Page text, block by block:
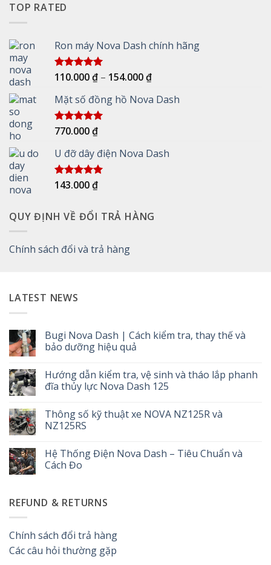
TOP RATED
Ron máy Nova Dash chính hãng
Được xếp
5.00
5 sao
110.000₫ – 154.000₫Khoảng
từ
Mặt số đồng hồ Nova Dash
Được xếp
5.00
5 sao
770.000₫
U đỡ dây điện Nova Dash
Được xếp
5.00
143.000₫
QUY ĐỊNH VỀ ĐỔI TRẢ HÀNG
Chính sách đổi và trả hàng
LATEST NEWS
Bugi Nova Dash | Cách kiểm tra, thay thế và
bảo dưỡng hiệu quả
bình
luận
ở
Dash
|
Cách
thay
thế
và
quả
Hướng dẫn kiểm tra, vệ sinh và tháo lắp phanh
đĩa thủy lực Nova Dash 125
bình
luận
ở
kiểm
tra,
vệ
lắp
phanh
lực
Nova
Dash
125
Thông số kỹ thuật xe NOVA NZ125R và
NZ125RS
bình
luận
ở
thuật
xe
và
NZ125RS
Hệ Thống Điện Nova Dash – Tiêu Chuẩn và
Cách Đo
luận
ở
Điện
Nova
Dash
–
REFUND & RETURNS
Chính sách đổi trả hàng
Các câu hỏi thường gặp